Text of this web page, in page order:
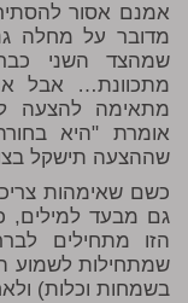
אמנם אסור
מדובר על מחלה
שמהצד השני
מתכוונת… אבל
מתאימה להצעה
אומרת "היא
שההצעה תישקל
כשם שאימהות
גם מבעד למילים,
הזו מתחילים
שמתחילות לשמוע
בשמחות וכלות)